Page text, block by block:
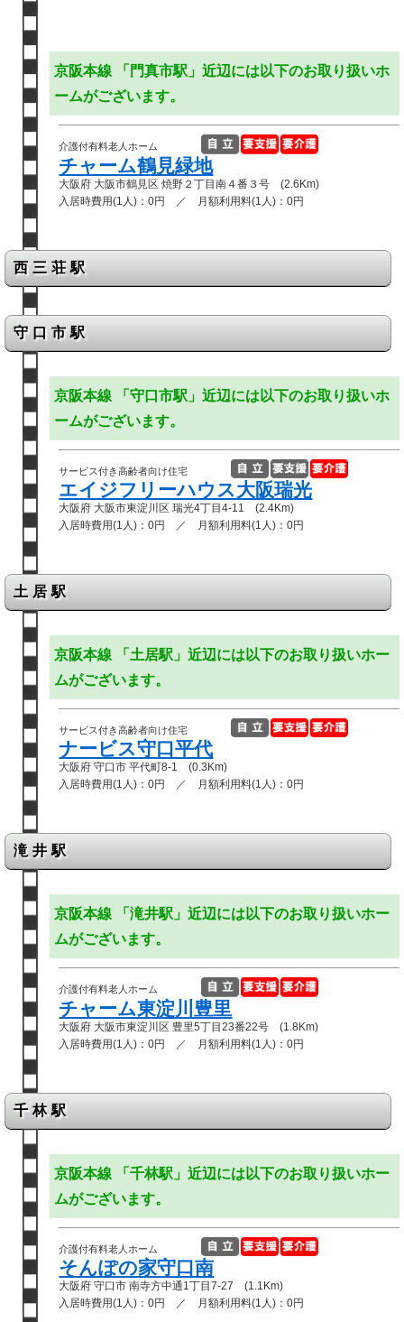
京阪本線 「門真市駅」近辺には以下のお取り扱いホ
ームがございます。
介護付有料老人ホーム
チャーム鶴見緑地
大阪府 大阪市鶴見区 焼野２丁目南４番３号 (2.6Km)
入居時費用(1人)：0円 ／ 月額利用料(1人)：0円
西三荘駅
守口市駅
京阪本線 「守口市駅」近辺には以下のお取り扱いホ
ームがございます。
サービス付き高齢者向け住宅
エイジフリーハウス大阪瑞光
大阪府 大阪市東淀川区 瑞光4丁目4-11 (2.4Km)
入居時費用(1人)：0円 ／ 月額利用料(1人)：0円
土居駅
京阪本線 「土居駅」近辺には以下のお取り扱いホー
ムがございます。
サービス付き高齢者向け住宅
ナービス守口平代
大阪府 守口市 平代町8-1 (0.3Km)
入居時費用(1人)：0円 ／ 月額利用料(1人)：0円
滝井駅
京阪本線 「滝井駅」近辺には以下のお取り扱いホー
ムがございます。
介護付有料老人ホーム
チャーム東淀川豊里
大阪府 大阪市東淀川区 豊里5丁目23番22号 (1.8Km)
入居時費用(1人)：0円 ／ 月額利用料(1人)：0円
千林駅
京阪本線 「千林駅」近辺には以下のお取り扱いホー
ムがございます。
介護付有料老人ホーム
そんぽの家守口南
大阪府 守口市 南寺方中通1丁目7-27 (1.1Km)
入居時費用(1人)：0円 ／ 月額利用料(1人)：0円